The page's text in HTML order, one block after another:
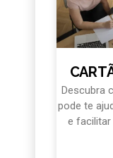
Descubra
pode te
e facilitar